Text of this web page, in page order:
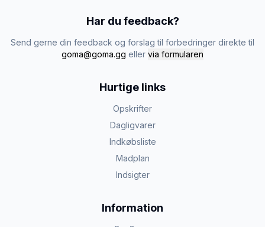
Har du feedback?
Send gerne din feedback og forslag til forbedringer direkte til
goma@goma.gg eller via formularen
Hurtige links
Opskrifter
Dagligvarer
Indkøbsliste
Madplan
Indsigter
Information